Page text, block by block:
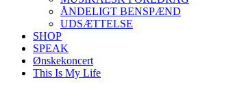
ÅNDELIGT BENSPÆND
UDSÆTTELSE
SHOP
SPEAK
Ønskekoncert
This Is My Life